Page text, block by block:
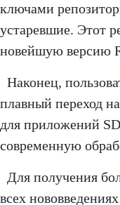
ключами
устаревшие. Этот
новейшую версию
Наконец,
плавный переход
для приложений
современную
Для получения
всех